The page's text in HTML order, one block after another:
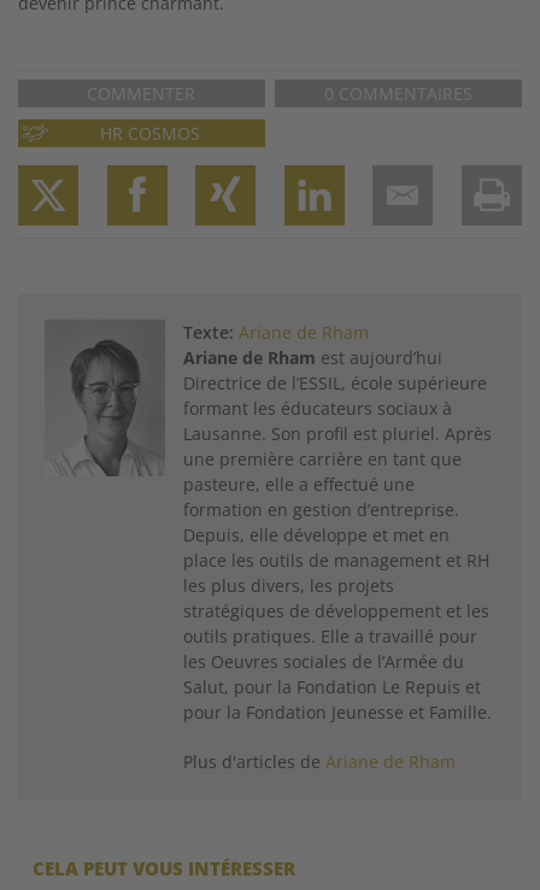
COMMENTER
0 COMMENTAIRES
HR COSMOS
Texte: Ariane de Rham
Ariane de Rham est aujourd’hui
Directrice de l’ESSIL, école supérieure
formant les éducateurs sociaux à
Lausanne. Son profil est pluriel. Après
une première carrière en tant que
pasteure, elle a effectué une
formation en gestion d’entreprise.
Depuis, elle développe et met en
place les outils de management et RH
les plus divers, les projets
stratégiques de développement et les
outils pratiques. Elle a travaillé pour
les Oeuvres sociales de l’Armée du
Salut, pour la Fondation Le Repuis et
pour la Fondation Jeunesse et Famille.
Plus d'articles de Ariane de Rham
CELA PEUT VOUS INTÉRESSER